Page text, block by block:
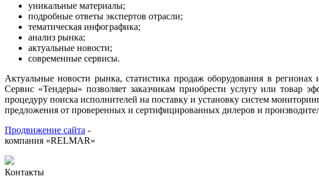
уникальные материалы;
подробные ответы экспертов отрасли;
тематическая инфографика;
анализ рынка;
актуальные новости;
современные сервисы.
Актуальные новости рынка, статистика продаж оборудования в
Сервис «Тендеры» позволяет заказчикам приобрести услугу или
процедуру поиска исполнителей на поставку и установку систем
предложения от проверенных и сертифицированных дилеров и
Продвижение сайта -
компания «RELMAR»
Контакты